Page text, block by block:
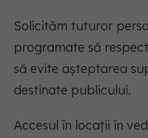
Solicităm tuturor
programate să
să evite așteptarea
destinate publicului.
Accesul în locații în